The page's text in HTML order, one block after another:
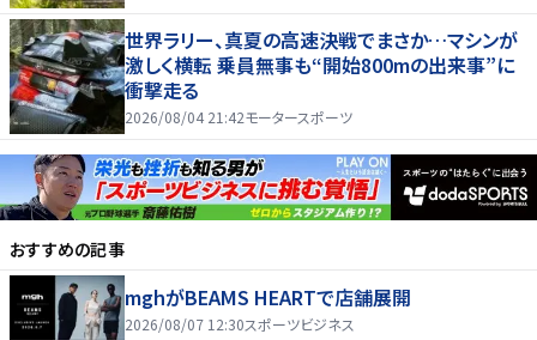
世界ラリー、真夏の高速決戦でまさか…マシンが
激しく横転 乗員無事も“開始800mの出来事”に
衝撃走る
2026/08/04 21:42モータースポーツ
おすすめの記事
mghがBEAMS HEARTで店舗展開
2026/08/07 12:30スポーツビジネス